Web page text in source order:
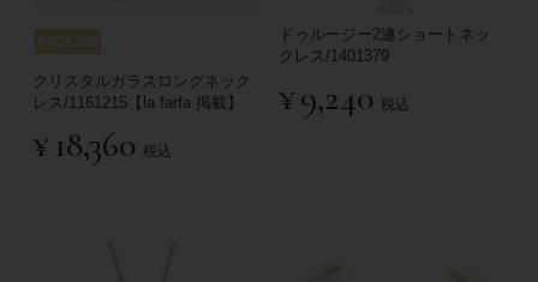
クリスタルガラスロングネック
レス/1161215【la farfa 掲載】
¥ 18,360 税込
ドゥルージー2連ショートネッ
クレス/1401379
¥9,240 税込